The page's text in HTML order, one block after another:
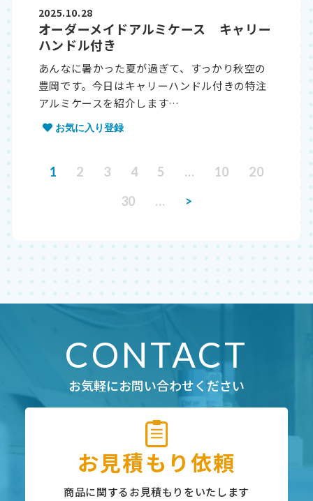
2025.10.28
オーダーメイドアルミケース キャリー
ハンドル付き
あんなに暑かった夏が過ぎて、すっかり秋空の
豊岡です。今日はキャリーハンドル付きの特注
アルミケースを紹介します…
お気に入り登録
1 2 3 4 5 … 10
20
30
… >
CONTACT
お気軽にお問い合わせください
お見積もり依頼
商品に関するお見積もりをいたします